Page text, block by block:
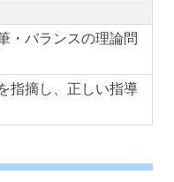
・バランスの理論問
指摘し、正しい指導